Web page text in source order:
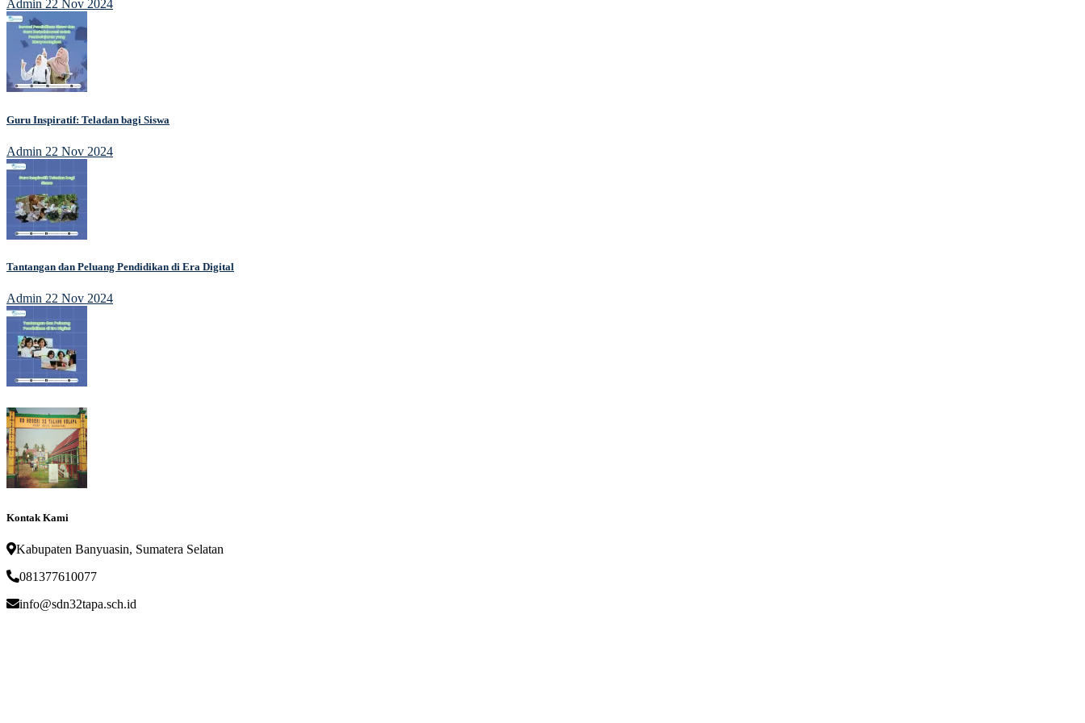
Admin 22 Nov 2024
Guru Inspiratif: Teladan bagi Siswa
Admin 22 Nov 2024
Tantangan dan Peluang Pendidikan di Era Digital
Admin 22 Nov 2024
Kontak Kami
Kabupaten Banyuasin, Sumatera Selatan
081377610077
info@sdn32tapa.sch.id